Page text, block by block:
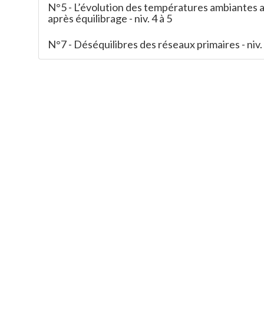
N°5 - L’évolution des températures ambiantes
après équilibrage - niv. 4 à 5
N°7 - Déséquilibres des réseaux primaires - niv.